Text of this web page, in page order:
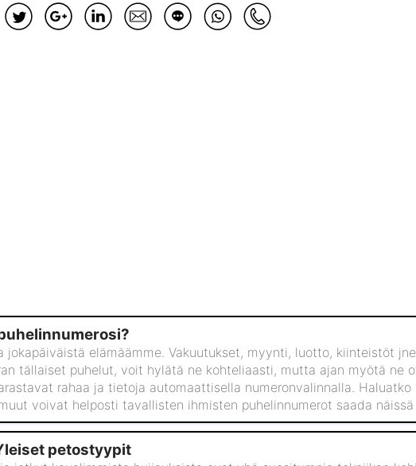
elämäämme. Vakuutukset, myynti, luotto, kiinteistöt
tällaiset puhelut, voit hylätä ne kohteliaasti, mutta ajan myötä ne
rahaa ja tietoja automaattisella numeronvalinnalla.
voivat helposti tavallisten ihmisten puhelinnumerot saada näissä
petostyypit